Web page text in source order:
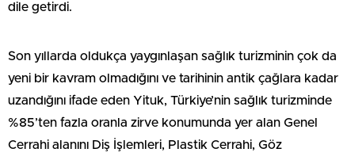
dile getirdi.
Son yıllarda oldukça yaygınlaşan sağlık turizminin çok da
yeni bir kavram olmadığını ve tarihinin antik çağlara kadar
uzandığını ifade eden Yituk, Türkiye’nin sağlık turizminde
%85’ten fazla oranla zirve konumunda yer alan Genel
Cerrahi alanını Diş İşlemleri, Plastik Cerrahi, Göz